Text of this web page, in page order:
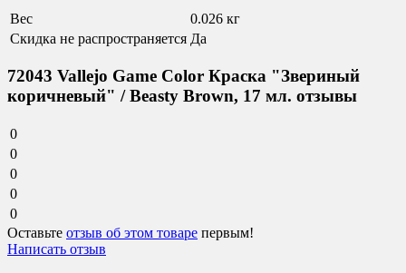
Вес
0.026 кг
Скидка не распространяется Да
72043 Vallejo Game Color Краска "Звериный
коричневый" / Beasty Brown, 17 мл. отзывы
0
0
0
0
0
Оставьте отзыв об этом товаре первым!
Написать отзыв